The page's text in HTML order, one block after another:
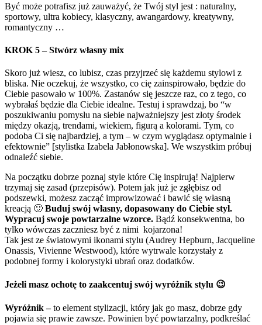
Być może potrafisz już zauważyć, że Twój styl jest : naturalny,
sportowy, ultra kobiecy, klasyczny, awangardowy, kreatywny,
romantyczny …
KROK 5 – Stwórz własny mix
Skoro już wiesz, co lubisz, czas przyjrzeć się każdemu stylowi z
bliska. Nie oczekuj, że wszystko, co cię zainspirowało, będzie do
Ciebie pasowało w 100%. Zastanów się jeszcze raz, co z tego, co
wybrałaś będzie dla Ciebie idealne. Testuj i sprawdzaj, bo “w
poszukiwaniu pomysłu na siebie najważniejszy jest złoty środek
między okazją, trendami, wiekiem, figurą a kolorami. Tym, co
podoba Ci się najbardziej, a tym – w czym wyglądasz optymalnie i
efektownie” [stylistka Izabela Jabłonowska]. We wszystkim próbuj
odnaleźć siebie.
Na początku dobrze poznaj style które Cię inspirują! Najpierw
trzymaj się zasad (przepisów). Potem jak już je zgłębisz od
podszewki, możesz zacząć improwizować i bawić się własną
kreacją 🙂 Buduj swój własny, dopasowany do Ciebie styl.
Wypracuj swoje powtarzalne wzorce. Bądź konsekwentna, bo
tylko wówczas zaczniesz być z nimi kojarzona!
Tak jest ze światowymi ikonami stylu (Audrey Hepburn, Jacqueline
Onassis, Vivienne Westwood), które wytrwale korzystały z
podobnej formy i kolorystyki ubrań oraz dodatków.
Jeżeli masz ochotę to zaakcentuj swój wyróżnik stylu 😉
Wyróżnik –to element stylizacji, który jak go masz, dobrze gdy
pojawia się prawie zawsze. Powinien być powtarzalny, podkreślać